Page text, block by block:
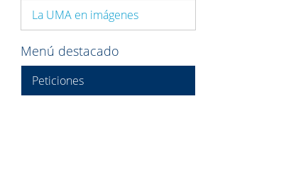
La UMA en imágenes
Menú destacado
Peticiones